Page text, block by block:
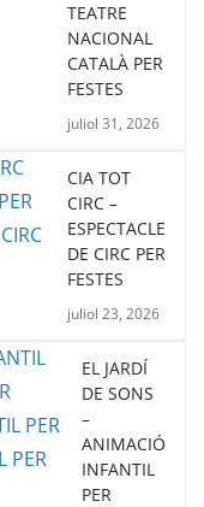
TEATRE
NACIONAL
CATALÀ PER
FESTES
juliol 31, 2026
CIA TOT
CIRC –
ESPECTACLE
DE CIRC PER
FESTES
juliol 23, 2026
EL JARDÍ
DE SONS
–
ANIMACIÓ
INFANTIL
PER